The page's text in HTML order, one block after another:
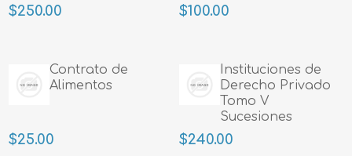
Contratos
Volumen 2
$250.00 $100.00
Contrato de
Alimentos
$25.00
Instituciones de
Derecho Privado
Tomo V
Sucesiones
Volumen 2. Titulos
Sucesorios
$240.00